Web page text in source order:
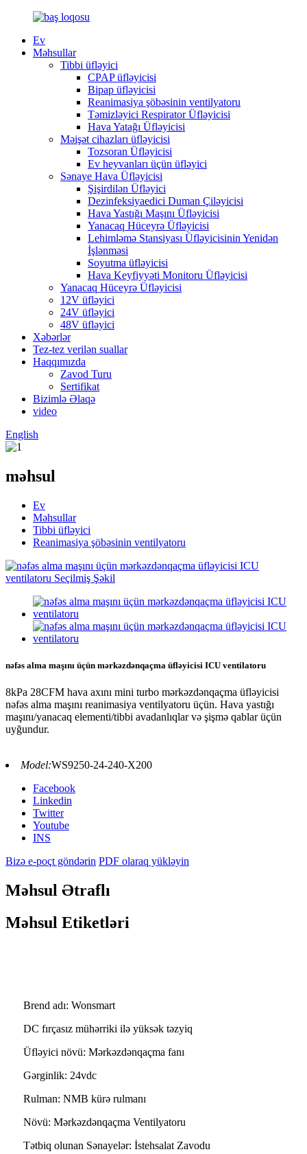
Ev
Məhsullar
Tibbi üfləyici
CPAP üfləyicisi
Bipap üfləyicisi
Reanimasiya şöbəsinin ventilyatoru
Təmizləyici Respirator Üfləyicisi
Hava Yatağı Üfləyicisi
Məişət cihazları üfləyicisi
Tozsoran Üfləyicisi
Ev heyvanları üçün üfləyici
Sənaye Hava Üfləyicisi
Şişirdilən Üfləyici
Dezinfeksiyaedici Duman Çiləyicisi
Hava Yastığı Maşını Üfləyicisi
Yanacaq Hüceyrə Üfləyicisi
Lehimləmə Stansiyası Üfləyicisinin Yenidən
İşlənməsi
Soyutma üfləyicisi
Hava Keyfiyyəti Monitoru Üfləyicisi
Yanacaq Hüceyrə Üfləyicisi
12V üfləyici
24V üfləyici
48V üfləyici
Xəbərlər
Tez-tez verilən suallar
Haqqımızda
Zavod Turu
Sertifikat
Bizimlə Əlaqə
video
English
məhsul
Ev
Məhsullar
Tibbi üfləyici
Reanimasiya şöbəsinin ventilyatoru
nəfəs alma maşını üçün mərkəzdənqaçma üfləyicisi ICU ventilatoru
8kPa 28CFM hava axını mini turbo mərkəzdənqaçma üfləyicisi
nəfəs alma maşını reanimasiya ventilyatoru üçün. Hava yastığı
maşını/yanacaq elementi/tibbi avadanlıqlar və şişmə qablar üçün
uyğundur.
Model:WS9250-24-240-X200
Facebook
Linkedin
Twitter
Youtube
INS
Bizə e-poçt göndərin PDF olaraq yükləyin
Məhsul Ətraflı
Məhsul Etiketləri
Brend adı: Wonsmart
DC fırçasız mühərriki ilə yüksək təzyiq
Üfləyici növü: Mərkəzdənqaçma fanı
Gərginlik: 24vdc
Rulman: NMB kürə rulmanı
Növü: Mərkəzdənqaçma Ventilyatoru
Tətbiq olunan Sənayelər: İstehsalat Zavodu